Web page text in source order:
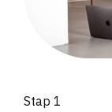
Stap 1